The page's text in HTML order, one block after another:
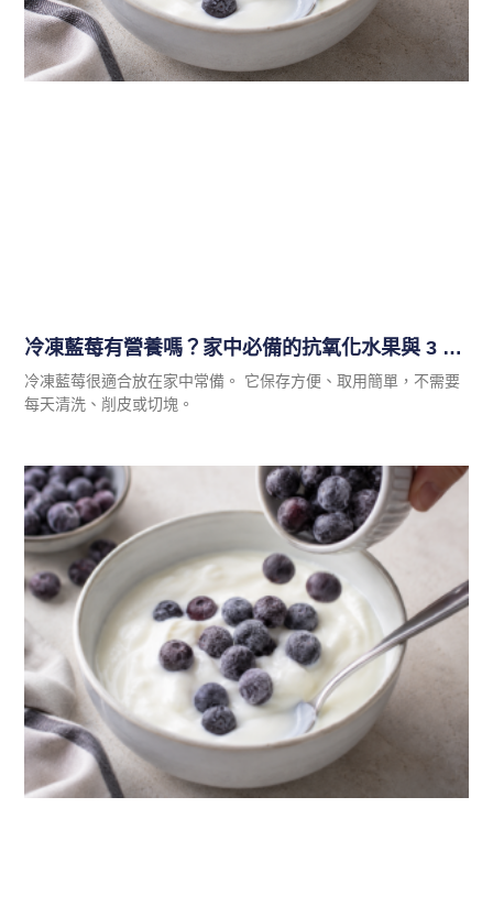
冷凍藍莓有營養嗎？家中必備的抗氧化水果與 3 種便利吃法
冷凍藍莓很適合放在家中常備。 它保存方便、取用簡單，不需要
每天清洗、削皮或切塊。